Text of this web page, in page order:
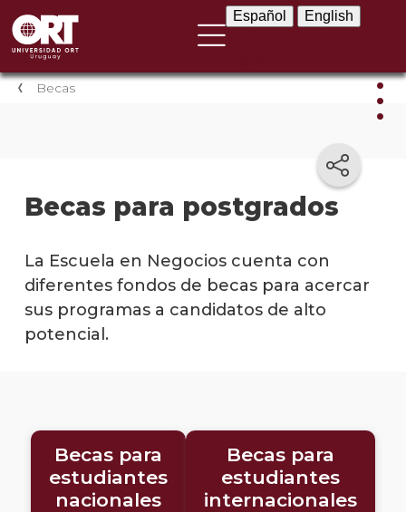
Español English
Becas
Becas para postgrados
Becas
La Escuela en Negocios cuenta con
diferentes fondos de becas para acercar
sus programas a candidatos de alto
potencial.
Becas para
estudiantes
nacionales
Becas para
estudiantes
internacionales